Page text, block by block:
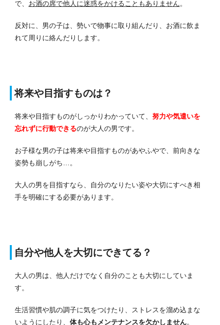
で、 お酒の席で他人に迷惑をかけることもありません。
反対に、男の子は、勢いで物事に取り組んだり、お酒に飲ま
れて周りに絡んだりします。
将来や目指すものは？
将来や目指すものがしっかりわかっていて、努力や気遣いを
忘れずに行動できるのが大人の男です。
お子様な男の子は将来や目指すものがあやふやで、前向きな
姿勢も崩しがち…。
大人の男を目指すなら、自分のなりたい姿や大切にすべき相
手を明確にする必要があります。
自分や他人を大切にできてる？
大人の男は、他人だけでなく自分のことも大切にしていま
す。
生活習慣や肌の調子に気をつけたり、ストレスを溜め込まな
いようにしたり、 体も心もメンテナンスを欠かしません。